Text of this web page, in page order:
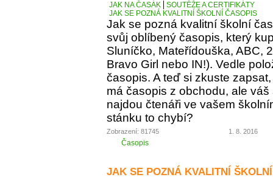
JAK NA ČASÁK
SOUTĚŽE A CERTIFIKÁTY
JAK SE POZNÁ KVALITNÍ ŠKOLNÍ ČASOPIS
Jak se pozná kvalitní školní
svůj oblíbený časopis, který
Sluníčko, Mateřídouška, ABC,
Bravo Girl nebo IN!). Vedle
časopis. A teď si zkuste
má časopis z obchodu, ale
najdou čtenáři ve vašem
stánku to chybí?
Zobrazení: 81745 1. 8. 2016
Časopis
JAK SE POZNÁ KVALITNÍ